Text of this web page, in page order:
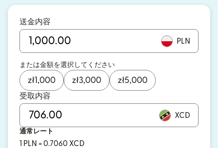
送金内容
PLN
または金額を選択してください
zł1,000 zł3,000 zł5,000
受取内容
XCD
通常レート
1 PLN = 0.7060 XCD